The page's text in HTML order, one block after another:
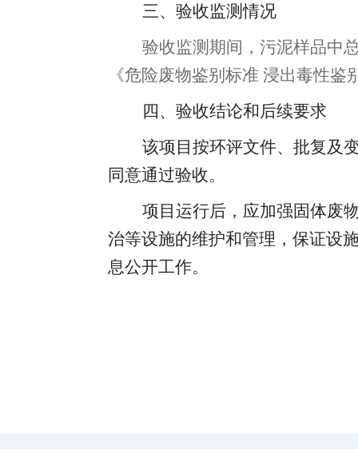
三、验收监测情况
验收监测期间 ， 污泥样品中
《危险废物鉴别标准 浸出毒性
四、验收结论和后续要求
该项目按环评文件、批复及
同意通过验收。
项目运行后 ， 应加强固体废
治等设施的维护和管理，保证设
息公开工作。